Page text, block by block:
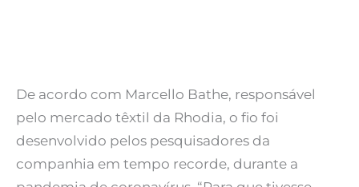
De acordo com Marcello Bathe, responsável
pelo mercado têxtil da Rhodia, o fio foi
desenvolvido pelos pesquisadores da
companhia em tempo recorde, durante a